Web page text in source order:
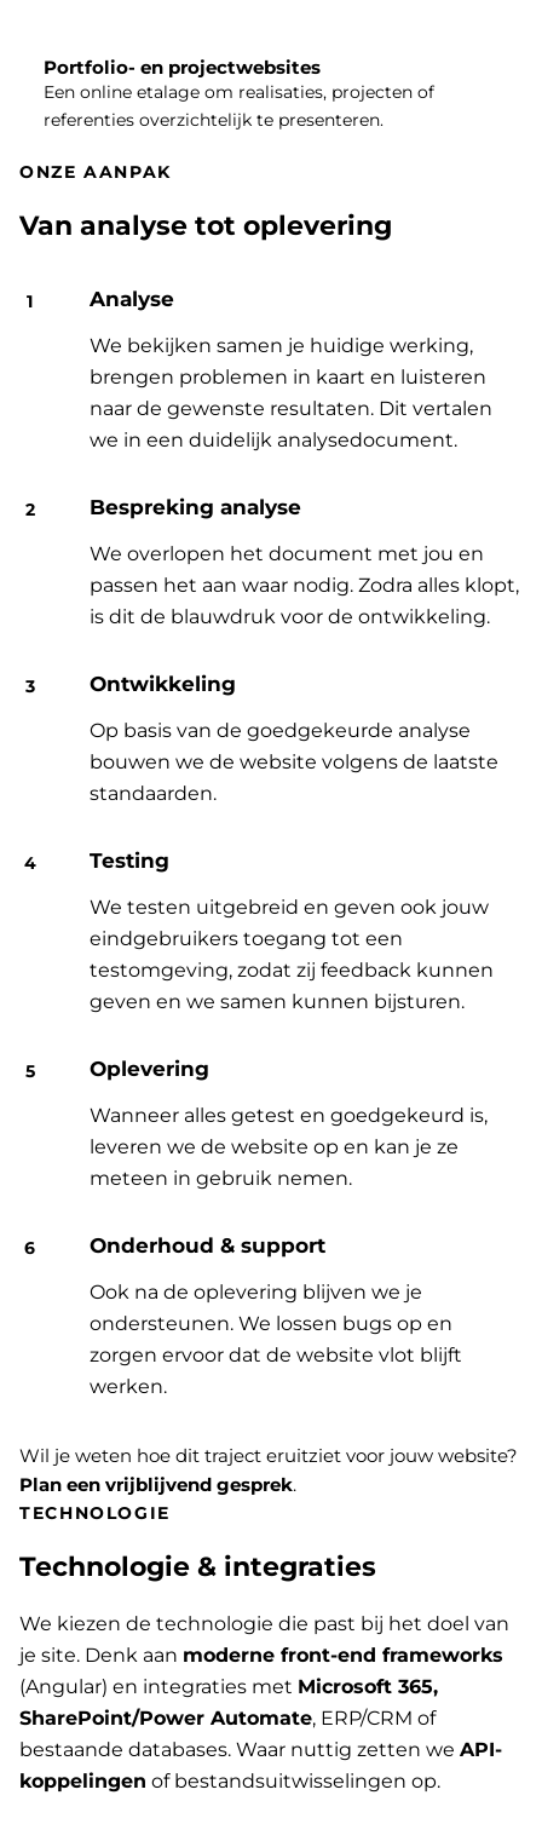
Portfolio- en projectwebsites
Een online etalage om realisaties, projecten of
referenties overzichtelijk te presenteren.
ONZE AANPAK
Van analyse tot oplevering
Analyse
We bekijken samen je huidige werking,
brengen problemen in kaart en luisteren
naar de gewenste resultaten. Dit vertalen
we in een duidelijk analysedocument.
Bespreking analyse
We overlopen het document met jou en
passen het aan waar nodig. Zodra alles klopt,
is dit de blauwdruk voor de ontwikkeling.
Ontwikkeling
Op basis van de goedgekeurde analyse
bouwen we de website volgens de laatste
standaarden.
Testing
We testen uitgebreid en geven ook jouw
eindgebruikers toegang tot een
testomgeving, zodat zij feedback kunnen
geven en we samen kunnen bijsturen.
Oplevering
Wanneer alles getest en goedgekeurd is,
leveren we de website op en kan je ze
meteen in gebruik nemen.
Onderhoud & support
Ook na de oplevering blijven we je
ondersteunen. We lossen bugs op en
zorgen ervoor dat de website vlot blijft
werken.
Wil je weten hoe dit traject eruitziet voor jouw website?
Plan een vrijblijvend gesprek.
TECHNOLOGIE
Technologie & integraties
We kiezen de technologie die past bij het doel van
je site. Denk aan moderne front-end frameworks
(Angular) en integraties met Microsoft 365,
SharePoint/Power Automate, ERP/CRM of
bestaande databases. Waar nuttig zetten we API-
koppelingen of bestandsuitwisselingen op.